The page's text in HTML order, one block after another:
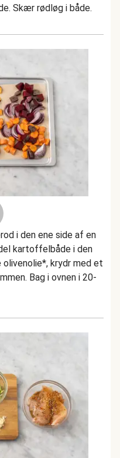
Skær rødløg i både.
i den ene side af en
kartoffelbåde i den
olivenolie*, krydr med et
Bag i ovnen i 20-